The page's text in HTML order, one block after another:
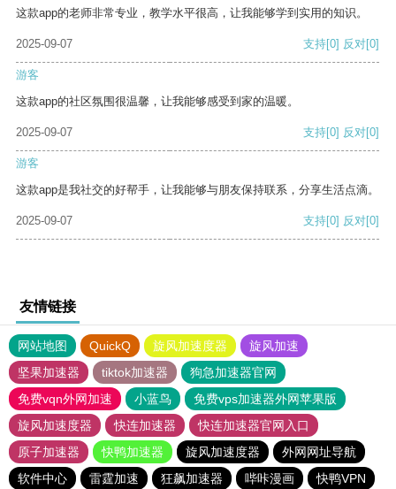
这款app的老师非常专业，教学水平很高，让我能够学到实用的知识。
2025-09-07 支持[0] 反对[0]
游客
这款app的社区氛围很温馨，让我能够感受到家的温暖。
2025-09-07 支持[0] 反对[0]
游客
这款app是我社交的好帮手，让我能够与朋友保持联系，分享生活点滴。
2025-09-07 支持[0] 反对[0]
友情链接
网站地图 QuickQ 旋风加速度器
旋风加速
坚果加速器
tiktok加速器
狗急加速器官网
免费vqn外网加速
小蓝鸟
免费vps加速器外网苹果版
旋风加速度器
快连加速器
快连加速器官网入口
原子加速器
快鸭加速器 旋风加速度器
外网网址导航
软件中心
雷霆加速 狂飙加速器 哔咔漫画
快鸭VPN